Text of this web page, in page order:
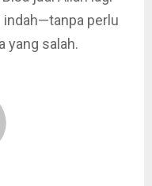
perlu
yang salah.